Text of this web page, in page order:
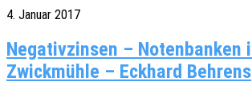
4. Januar 2017
Negativzinsen – Notenbanken
Zwickmühle – Eckhard Behrens